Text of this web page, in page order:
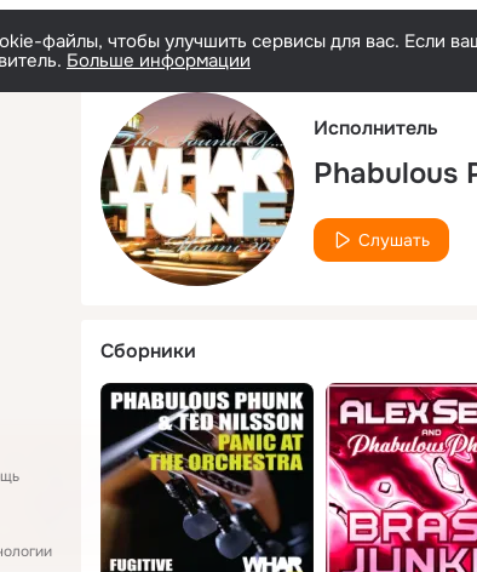
файлы, чтобы улучшить сервисы для вас. Если
Больше информации
Исполнитель
Phabulous
Слушать
Сборники